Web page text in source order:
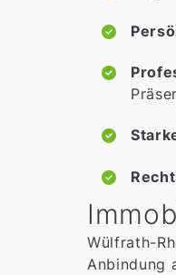
Wülfrath-
Anbindung